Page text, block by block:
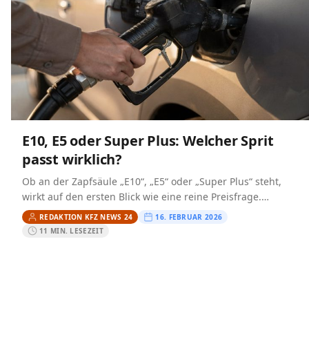
E10, E5 oder Super Plus: Welcher Sprit
passt wirklich?
Ob an der Zapfsäule „E10“, „E5“ oder „Super Plus“ steht,
wirkt auf den ersten Blick wie eine reine Preisfrage.
Technisch geht es jedoch um zwei…
REDAKTION KFZ NEWS 24
16. FEBRUAR 2026
11 MIN. LESEZEIT